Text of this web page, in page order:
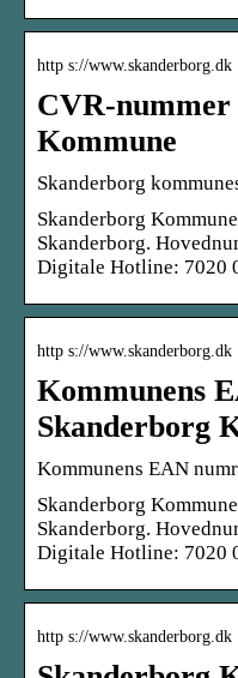
http s://www.skanderborg.dk
CVR-nummer
Kommune
Skanderborg
Skanderborg
Skanderborg.
Digitale Hotline: 7020
http s://
Kommunens
Skanderborg
Kommunens EAN
Skanderborg
Skanderborg.
Digitale Hotline: 7020
http s://www.skanderborg.dk